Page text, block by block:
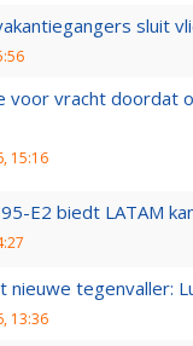
sluit
voor vracht doordat
15:16
E2 biedt LATAM
nieuwe tegenvaller:
13:36